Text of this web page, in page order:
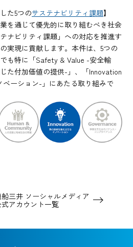
た5つのサステナビリティ課題】
を通じて優先的に取り組むべき社会
ナビリティ課題」への対応を推進す
実現に貢献します。本件は、5つの
も特に「Safety & Value -安全輸
た付加価値の提供-」、「Innovation
ーション-」にあたる取り組みで
船三井 ソーシャルメディア
アカウント一覧